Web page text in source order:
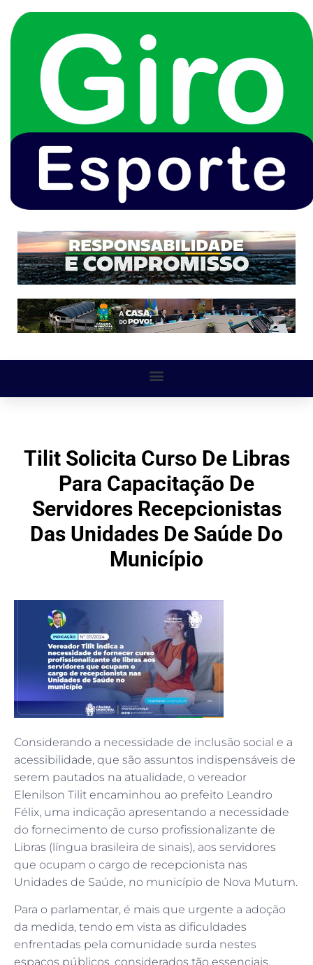
Tilit Solicita Curso De Libras
Para Capacitação De
Servidores Recepcionistas
Das Unidades De Saúde Do
Município
Considerando a necessidade de inclusão social e a
acessibilidade, que são assuntos indispensáveis de
serem pautados na atualidade, o vereador
Elenilson Tilit encaminhou ao prefeito Leandro
Félix, uma indicação apresentando a necessidade
do fornecimento de curso profissionalizante de
Libras (língua brasileira de sinais), aos servidores
que ocupam o cargo de recepcionista nas
Unidades de Saúde, no município de Nova Mutum.
Para o parlamentar, é mais que urgente a adoção
da medida, tendo em vista as dificuldades
enfrentadas pela comunidade surda nestes
espaços públicos, considerados tão essenciais.